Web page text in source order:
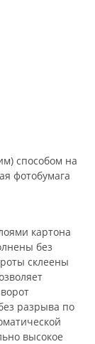
способом на
фотобумага
картона
без
склеены
разрыва по
высокое